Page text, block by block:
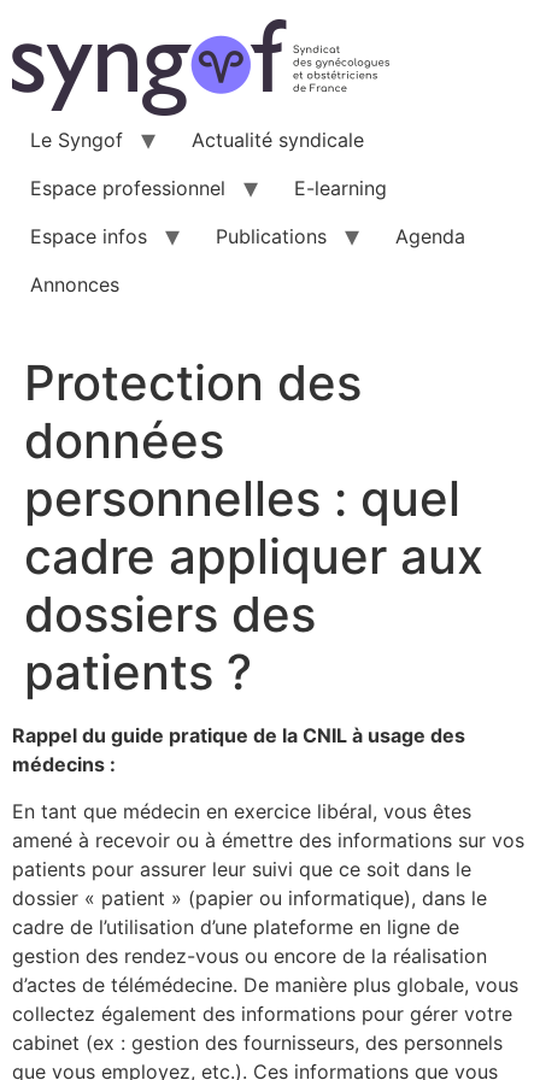
au
contenu
Le Syngof
Actualité syndicale
Espace professionnel
E-learning
Espace infos
Publications
Agenda
Annonces
Protection des
données
personnelles : quel
cadre appliquer aux
dossiers des
patients ?
Rappel du guide pratique de la CNIL à usage des
médecins :
En tant que médecin en exercice libéral, vous êtes
amené à recevoir ou à émettre des informations sur vos
patients pour assurer leur suivi que ce soit dans le
dossier « patient » (papier ou informatique), dans le
cadre de l’utilisation d’une plateforme en ligne de
gestion des rendez-vous ou encore de la réalisation
d’actes de télémédecine. De manière plus globale, vous
collectez également des informations pour gérer votre
cabinet (ex : gestion des fournisseurs, des personnels
que vous employez, etc.). Ces informations que vous